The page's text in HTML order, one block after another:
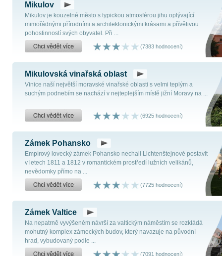
Mikulov
Mikulov je kouzelné město s typickou atmosférou jihu oplývající
mimořádnými přírodními a architektonickými krásami a přívětivou
pohostinností svých obyvatel. Při ...
(7383 hodnocení)
Mikulovská vinařská oblast
Vinice naší největší moravské vinařské oblasti s velmi teplým a
suchým podnebím se nachází v nejteplejším místě jižní Moravy na ...
(6925 hodnocení)
Zámek Pohansko
Empírový lovecký zámek Pohansko nechali Lichtenštejnové postavit
v letech 1811 a 1812 v romantickém prostředí lužních velikánů,
nevědomky přímo na ...
(7725 hodnocení)
Zámek Valtice
Na nepatrně vyvýšeném návrší za valtickým náměstím se rozkládá
mohutný komplex zámeckých budov, který navazuje na původní
hrad, vybudovaný podle ...
(7091 hodnocení)